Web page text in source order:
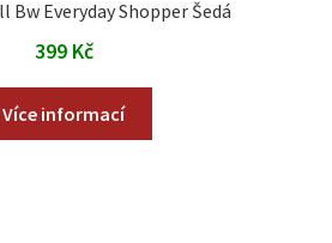
Bw Everyday Shopper Šedá
399 Kč
Více informací